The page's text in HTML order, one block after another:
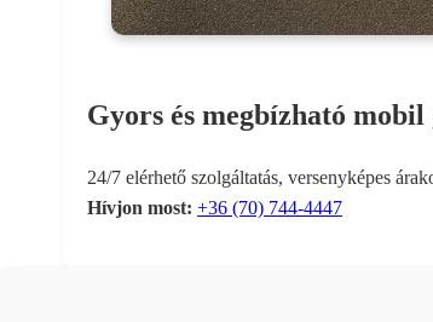
Gyors és megbízható
24/7 elérhető szolgáltatás, versenyképes
Hívjon most: +36 (70) 744-4447